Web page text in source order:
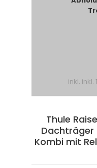
inkl. inkl.
Thule
Dachträger
Kombi mit